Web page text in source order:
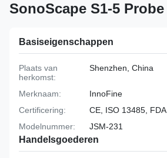
SonoScape S1-5 Probe
Basiseigenschappen
Plaats van
herkomst:
Shenzhen, China
Merknaam:
InnoFine
Certificering:
CE, ISO 13485, FDA
Modelnummer:
JSM-231
Handelsgoederen